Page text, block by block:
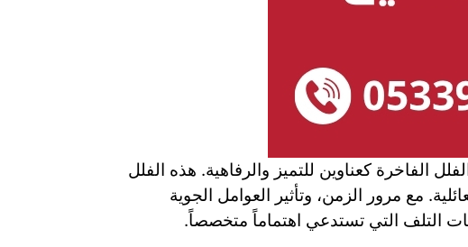
الفاخرة كعناوين للتميز والرفاهية. هذه الفلل
مع مرور الزمن، وتأثير العوامل الجوية
التلف التي تستدعي اهتماماً متخصصاً.